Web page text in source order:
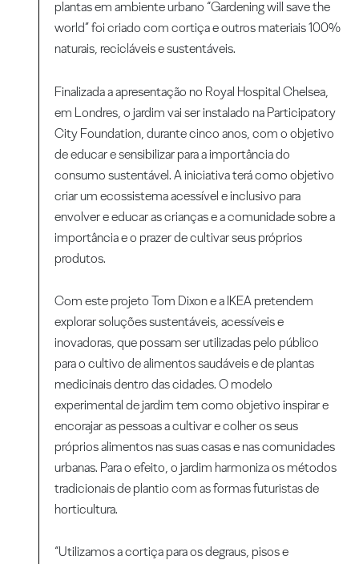
plantas em ambiente urbano “Gardening will save the
world” foi criado com cortiça e outros materiais 100%
naturais, recicláveis e sustentáveis.
Finalizada a apresentação no Royal Hospital Chelsea,
em Londres, o jardim vai ser instalado na Participatory
City Foundation, durante cinco anos, com o objetivo
de educar e sensibilizar para a importância do
consumo sustentável. A iniciativa terá como objetivo
criar um ecossistema acessível e inclusivo para
envolver e educar as crianças e a comunidade sobre a
importância e o prazer de cultivar seus próprios
produtos.
Com este projeto Tom Dixon e a IKEA pretendem
explorar soluções sustentáveis, acessíveis e
inovadoras, que possam ser utilizadas pelo público
para o cultivo de alimentos saudáveis e de plantas
medicinais dentro das cidades. O modelo
experimental de jardim tem como objetivo inspirar e
encorajar as pessoas a cultivar e colher os seus
próprios alimentos nas suas casas e nas comunidades
urbanas. Para o efeito, o jardim harmoniza os métodos
tradicionais de plantio com as formas futuristas de
horticultura.
“Utilizamos a cortiça para os degraus, pisos e